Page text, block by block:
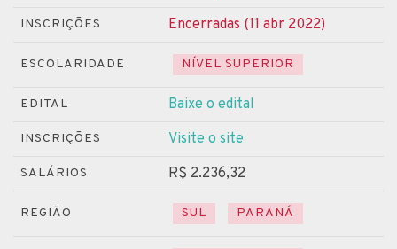
INSCRIÇÕES Encerradas (11 abr 2022)
ESCOLARIDADE NÍVEL SUPERIOR
EDITAL Baixe o edital
INSCRIÇÕES Visite o site
SALÁRIOS R$ 2.236,32
REGIÃO SUL PARANÁ